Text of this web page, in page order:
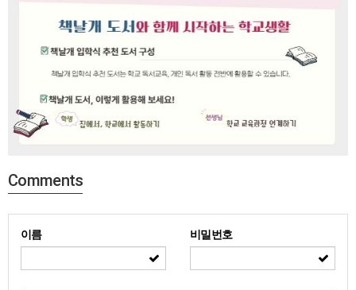
Comments
이름 비밀번호